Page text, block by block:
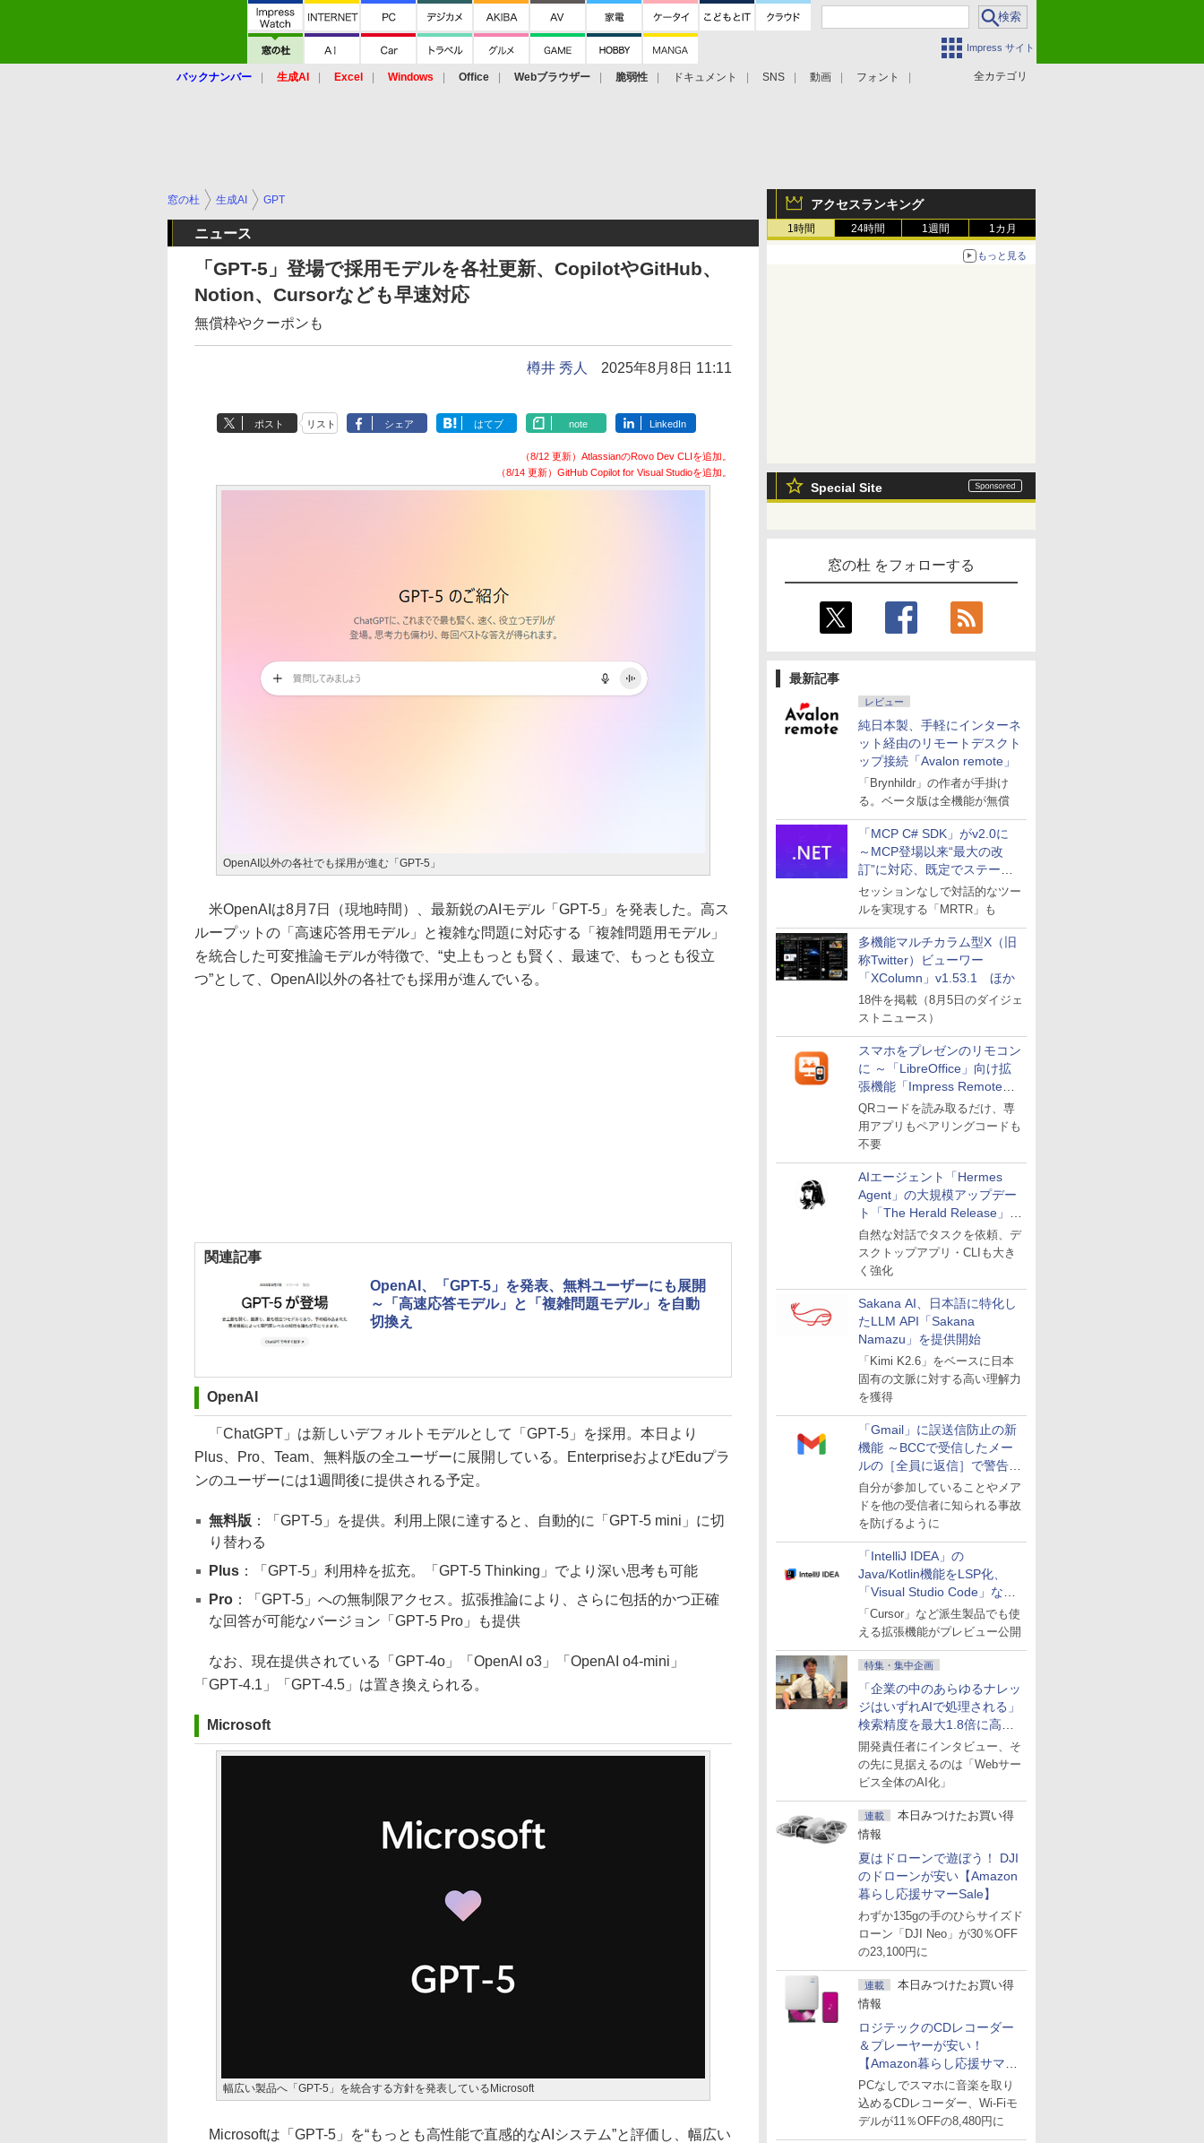
Impress サイト
全カテゴリ
バックナンバー 生成AI Excel Windows Office Webブラウザー 脆弱性 ドキュメント SNS 動画 フォント
アクセスランキング
1時間 24時間 1週間 1カ月
もっと見る
Special Site
窓の杜 をフォローする
最新記事
レビュー
純日本製、手軽にインターネ
ット経由のリモートデスクト
ップ接続「Avalon remote」
「Brynhildr」の作者が手掛け
る。ベータ版は全機能が無償
「MCP C# SDK」がv2.0に
～MCP登場以来“最大の改
訂”に対応、既定でステート
レスへ
セッションなしで対話的なツー
ルを実現する「MRTR」も
多機能マルチカラム型X（旧
称Twitter）ビューワー
「XColumn」v1.53.1 ほか
18件を掲載（8月5日のダイジェ
ストニュース）
スマホをプレゼンのリモコン
に ～「LibreOffice」向け拡
張機能「Impress Remote」
が公開
QRコードを読み取るだけ、専
用アプリもペアリングコードも
不要
AIエージェント「Hermes
Agent」の大規模アップデー
ト「The Herald Release」が
公開
自然な対話でタスクを依頼、デ
スクトップアプリ・CLIも大き
く強化
Sakana AI、日本語に特化し
たLLM API「Sakana
Namazu」を提供開始
「Kimi K2.6」をベースに日本
固有の文脈に対する高い理解力
を獲得
「Gmail」に誤送信防止の新
機能 ～BCCで受信したメー
ルの［全員に返信］で警告を
表示
自分が参加していることやメア
ドを他の受信者に知られる事故
を防げるように
「IntelliJ IDEA」の
Java/Kotlin機能をLSP化、
「Visual Studio Code」など
にも開放
「Cursor」など派生製品でも使
える拡張機能がプレビュー公開
特集・集中企画
「企業の中のあらゆるナレッ
ジはいずれAIで処理される」
検索精度を最大1.8倍に高め
た「GMO AI RAG」は無償の
OSS版で「1社1RAG」を目
指す
開発責任者にインタビュー、そ
の先に見据えるのは「Webサー
ビス全体のAI化」
連載
本日みつけたお買い得
情報
夏はドローンで遊ぼう！ DJI
のドローンが安い【Amazon
暮らし応援サマーSale】
わずか135gの手のひらサイズド
ローン「DJI Neo」が30％OFF
の23,100円に
連載
本日みつけたお買い得
情報
ロジテックのCDレコーダー
＆プレーヤーが安い！
【Amazon暮らし応援サマー
Sale】
PCなしでスマホに音楽を取り
込めるCDレコーダー、Wi-Fiモ
デルが11％OFFの8,480円に
窓の杜 生成AI GPT
ニュース
「GPT-5」登場で採用モデルを各社更新、CopilotやGitHub、
Notion、Cursorなども早速対応
無償枠やクーポンも
樽井 秀人 2025年8月8日 11:11
ポスト リスト シェア はてブ note LinkedIn
（8/12 更新）AtlassianのRovo Dev CLIを追加。
（8/14 更新）GitHub Copilot for Visual Studioを追加。
OpenAI以外の各社でも採用が進む「GPT-5」
米OpenAIは8月7日（現地時間）、最新鋭のAIモデル「GPT-5」を発表した。高ス
ループットの「高速応答用モデル」と複雑な問題に対応する「複雑問題用モデル」
を統合した可変推論モデルが特徴で、“史上もっとも賢く、最速で、もっとも役立
つ”として、OpenAI以外の各社でも採用が進んでいる。
関連記事
OpenAI、「GPT-5」を発表、無料ユーザーにも展開
～「高速応答モデル」と「複雑問題モデル」を自動
切換え
OpenAI
「ChatGPT」は新しいデフォルトモデルとして「GPT‑5」を採用。本日より
Plus、Pro、Team、無料版の全ユーザーに展開している。EnterpriseおよびEduプラ
ンのユーザーには1週間後に提供される予定。
無料版 ：「GPT‑5」を提供。利用上限に達すると、自動的に「GPT‑5 mini」に切
り替わる
Plus ：「GPT‑5」利用枠を拡充。「GPT‑5 Thinking」でより深い思考も可能
Pro ：「GPT‑5」への無制限アクセス。拡張推論により、さらに包括的かつ正確
な回答が可能なバージョン「GPT‑5 Pro」も提供
なお、現在提供されている「GPT‑4o」「OpenAI o3」「OpenAI o4-mini」
「GPT‑4.1」「GPT‑4.5」は置き換えられる。
Microsoft
幅広い製品へ「GPT-5」を統合する方針を発表しているMicrosoft
Microsoftは「GPT-5」を“もっとも高性能で直感的なAIシステム”と評価し、幅広い